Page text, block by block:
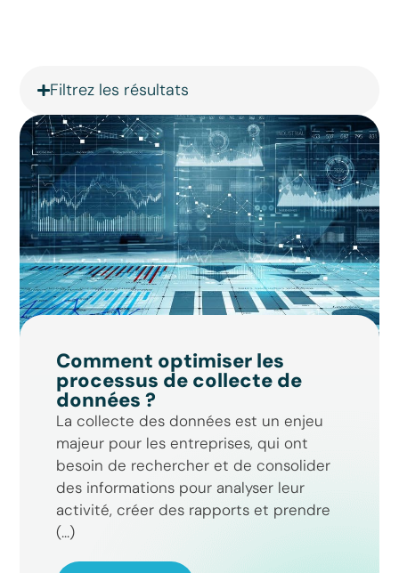
Filtrez les résultats
Comment optimiser les
processus de collecte de
données ?
La collecte des données est un enjeu
majeur pour les entreprises, qui ont
besoin de rechercher et de consolider
des informations pour analyser leur
activité, créer des rapports et prendre
(...)